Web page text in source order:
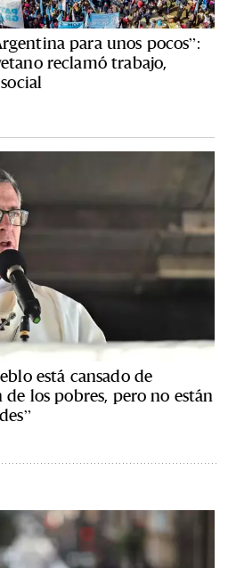
para unos pocos”:
reclamó trabajo,
está cansado de
los pobres, pero no están